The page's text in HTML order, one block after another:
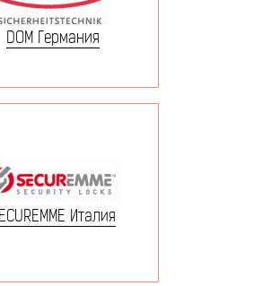
DOM Германия
Италия